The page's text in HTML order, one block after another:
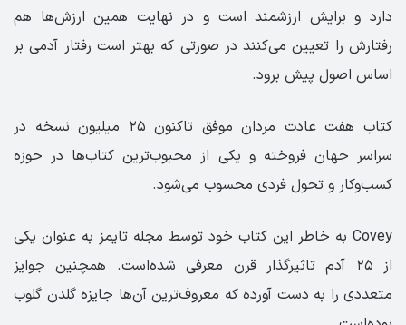
دارد و برایش ارزشمند است و در نهایت همین ارزش‌ها هم
رفتارش را تعیین می‌کنند در صورتی که بهتر است رفتار آدمی بر
اساس اصول پیش برود.
کتاب هفت عادت مردان موفق تاکنون ۲۵ میلیون نسخه در
سراسر جهان فروخته و یکی از محبوب‌ترین کتاب‌ها در حوزه
کسب‌وکار و تحول فردی محسوب می‌شود.
Covey به خاطر این کتاب خود توسط مجله تایمز به عنوان یکی
از ۲۵ آدم تاثیرگذار قرن معرفی شده‌است. همچنین جوایز
متعددی را به دست آورده که معروف‌ترین آن‌ها جایزه گلدن گلوب